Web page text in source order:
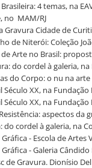
4 temas, na
no MAM/RJ
Gravura Cidade de
de Niterói: Coleção
de Arte no Brasil:
do cordel à galeria,
do Corpo: o nu na
Século XX, na Fundação
Século XX, na Fundação
aspectos
do cordel à galeria, na
Gráfica - Escola de
Gráfica - Galeria
de Gravura. Dionísio